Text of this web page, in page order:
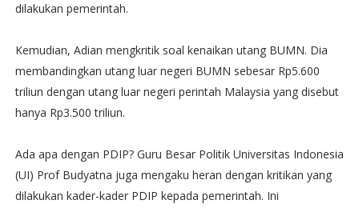
dilakukan pemerintah.
Kemudian, Adian mengkritik soal kenaikan utang BUMN. Dia
membandingkan utang luar negeri BUMN sebesar Rp5.600
triliun dengan utang luar negeri perintah Malaysia yang disebut
hanya Rp3.500 triliun.
Ada apa dengan PDIP? Guru Besar Politik Universitas Indonesia
(UI) Prof Budyatna juga mengaku heran dengan kritikan yang
dilakukan kader-kader PDIP kepada pemerintah. Ini